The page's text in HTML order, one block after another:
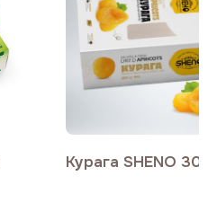
Курага SHENO